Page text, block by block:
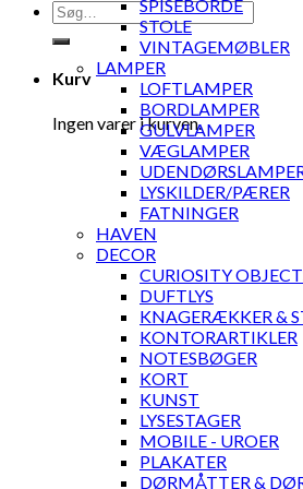
Søg
efter:
Kurv
Ingen varer i kurven.
SPISEBORDE
STOLE
VINTAGEMØBLER
LAMPER
LOFTLAMPER
BORDLAMPER
GULVLAMPER
VÆGLAMPER
LYSKILDER/PÆRER
FATNINGER
HAVEN
DECOR
CURIOSITY
DUFTLYS
KNAGERÆKKER &
KONTORARTIKLER
NOTESBØGER
KORT
KUNST
LYSESTAGER
MOBILE - UROER
PLAKATER
DØRMÅTTER &